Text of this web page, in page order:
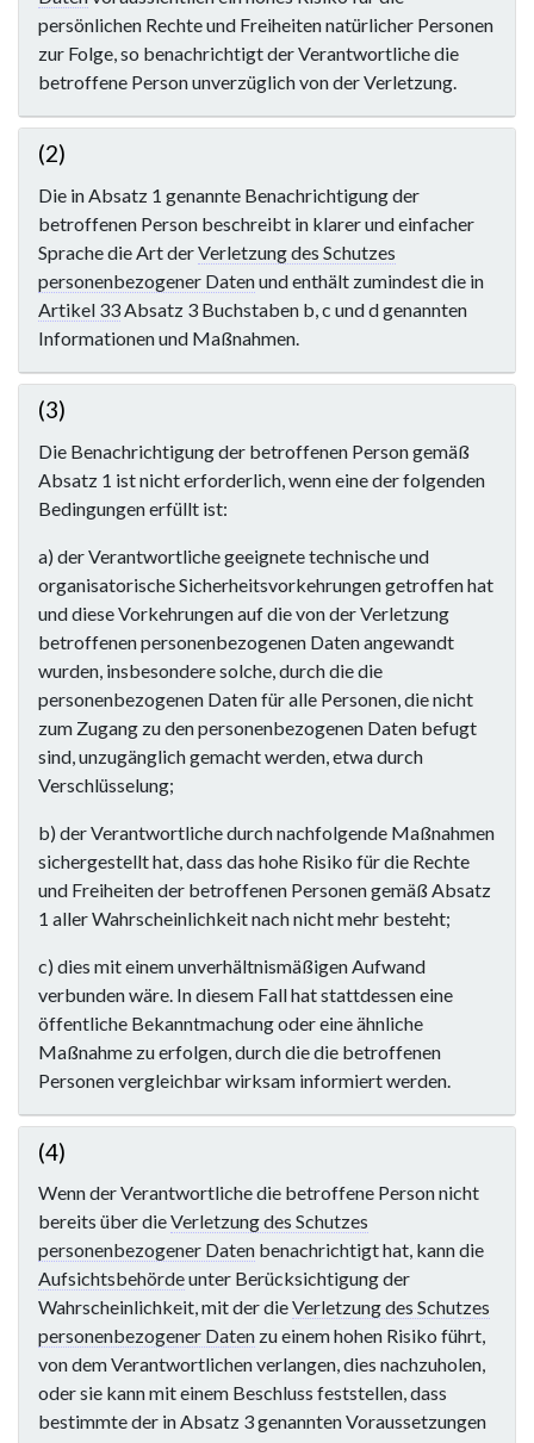
persönlichen Rechte und Freiheiten natürlicher Personen
zur Folge, so benachrichtigt der Verantwortliche die
betroffene Person unverzüglich von der Verletzung.
(2)
Die in Absatz 1 genannte Benachrichtigung der
betroffenen Person beschreibt in klarer und einfacher
Sprache die Art derVerletzung des Schutzes
personenbezogener Datenund enthält zumindest die in
Artikel 33 Absatz 3 Buchstaben b, c und d genannten
Informationen und Maßnahmen.
(3)
Die Benachrichtigung der betroffenen Person gemäß
Absatz 1 ist nicht erforderlich, wenn eine der folgenden
Bedingungen erfüllt ist:
a) der Verantwortliche geeignete technische und
organisatorische Sicherheitsvorkehrungen getroffen hat
und diese Vorkehrungen auf die von der Verletzung
betroffenen personenbezogenen Daten angewandt
wurden, insbesondere solche, durch die die
personenbezogenen Daten für alle Personen, die nicht
zum Zugang zu den personenbezogenen Daten befugt
sind, unzugänglich gemacht werden, etwa durch
Verschlüsselung;
b) der Verantwortliche durch nachfolgende Maßnahmen
sichergestellt hat, dass das hohe Risiko für die Rechte
und Freiheiten der betroffenen Personen gemäß Absatz
1 aller Wahrscheinlichkeit nach nicht mehr besteht;
c) dies mit einem unverhältnismäßigen Aufwand
verbunden wäre. In diesem Fall hat stattdessen eine
öffentliche Bekanntmachung oder eine ähnliche
Maßnahme zu erfolgen, durch die die betroffenen
Personen vergleichbar wirksam informiert werden.
(4)
Wenn der Verantwortliche die betroffene Person nicht
bereits über dieVerletzung des Schutzes
personenbezogener Daten benachrichtigt hat, kann die
Aufsichtsbehördeunter Berücksichtigung der
Wahrscheinlichkeit, mit der dieVerletzung des Schutzes
personenbezogener Daten zu einem hohen Risiko führt,
von dem Verantwortlichen verlangen, dies nachzuholen,
oder sie kann mit einem Beschluss feststellen, dass
bestimmte der in Absatz 3 genannten Voraussetzungen